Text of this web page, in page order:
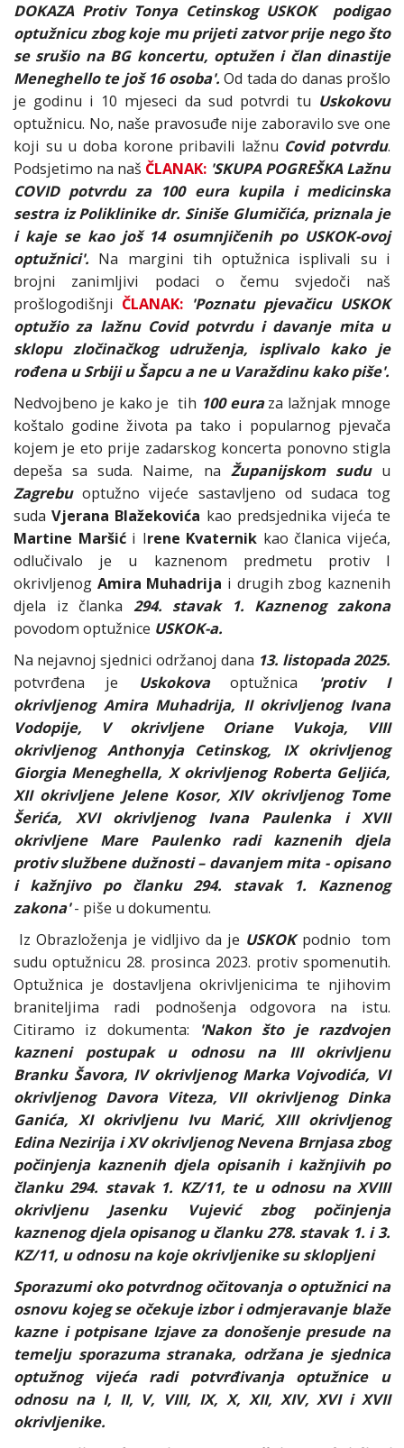
DOKAZA Protiv Tonya Cetinskog USKOK podigao
optužnicu zbog koje mu prijeti zatvor prije nego što
se srušio na BG koncertu, optužen i član dinastije
Meneghello te još 16 osoba'. Od tada do danas prošlo
je godinu i 10 mjeseci da sud potvrdi tu Uskokovu
optužnicu. No, naše pravosuđe nije zaboravilo sve one
koji su u doba korone pribavili lažnu Covid potvrdu.
Podsjetimo na naš ČLANAK: 'SKUPA POGREŠKA Lažnu
COVID potvrdu za 100 eura kupila i medicinska
sestra iz Poliklinike dr. Siniše Glumičića, priznala je
i kaje se kao još 14 osumnjičenih po USKOK-ovoj
optužnici'. Na margini tih optužnica isplivali su i
brojni zanimljivi podaci o čemu svjedoči naš
prošlogodišnji ČLANAK: 'Poznatu pjevačicu USKOK
optužio za lažnu Covid potvrdu i davanje mita u
sklopu zločinačkog udruženja, isplivalo kako je
rođena u Srbiji u Šapcu a ne u Varaždinu kako piše'.
Nedvojbeno je kako je tih 100 euraza lažnjak mnoge
koštalo godine života pa tako i popularnog pjevača
kojem je eto prije zadarskog koncerta ponovno stigla
depeša sa suda. Naime, na Županijskom suduu
Zagrebuoptužno vijeće sastavljeno od sudaca tog
sudaVjerana Blažekovića kao predsjednika vijeća te
Martine Maršići Irene Kvaternik kao članica vijeća,
odlučivalo je u kaznenom predmetu protiv I
okrivljenog Amira Muhadrija i drugih zbog kaznenih
djela iz članka 294. stavak 1. Kaznenog zakona
povodom optužnice USKOK-a.
Na nejavnoj sjednici održanoj dana 13. listopada 2025.
potvrđena je
Uskokovaoptužnica
'protiv I
okrivljenog Amira Muhadrija, II okrivljenog Ivana
Vodopije, V okrivljene Oriane Vukoja, VIII
okrivljenog Anthonyja Cetinskog, IX okrivljenog
Giorgia Meneghella, X okrivljenog Roberta Geljića,
XII okrivljene Jelene Kosor, XIV okrivljenog Tome
Šerića, XVI okrivljenog Ivana Paulenka i XVII
okrivljene Mare Paulenko radi kaznenih djela
protiv službene dužnosti – davanjem mita - opisano
i kažnjivo po članku 294. stavak 1. Kaznenog
zakona'- piše u dokumentu.
Iz Obrazloženja je vidljivo da je USKOKpodnio tom
sudu optužnicu 28. prosinca 2023. protiv spomenutih.
Optužnica je dostavljena okrivljenicima te njihovim
braniteljima radi podnošenja odgovora na istu.
Citiramo iz dokumenta:
'Nakon što je razdvojen
kazneni postupak u odnosu na III okrivljenu
Branku Šavora, IV okrivljenog Marka Vojvodića, VI
okrivljenog Davora Viteza, VII okrivljenog Dinka
Ganića, XI okrivljenu Ivu Marić, XIII okrivljenog
Edina Nezirija i XV okrivljenog Nevena Brnjasa zbog
počinjenja kaznenih djela opisanih i kažnjivih po
članku 294. stavak 1. KZ/11, te u odnosu na XVIII
okrivljenu Jasenku Vujević zbog počinjenja
kaznenog djela opisanog u članku 278. stavak 1. i 3.
KZ/11, u odnosu na koje okrivljenike su sklopljeni
Sporazumi oko potvrdnog očitovanja o optužnici na
osnovu kojeg se očekuje izbor i odmjeravanje blaže
kazne i potpisane Izjave za donošenje presude na
temelju sporazuma stranaka, održana je sjednica
optužnog vijeća radi potvrđivanja optužnice u
odnosu na I, II, V, VIII, IX, X, XII, XIV, XVI i XVII
okrivljenike.